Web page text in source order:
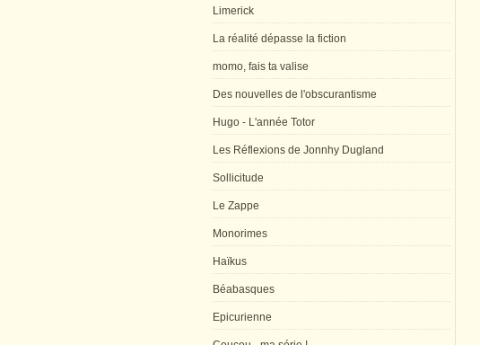
Limerick
La réalité dépasse la fiction
momo, fais ta valise
Des nouvelles de l'obscurantisme
Hugo - L'année Totor
Les Réflexions de Jonnhy Dugland
Sollicitude
Le Zappe
Monorimes
Haïkus
Béabasques
Epicurienne